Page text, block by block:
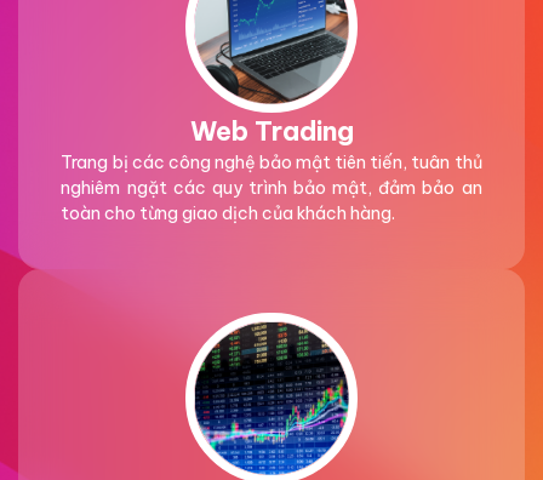
Web Trading
Trang bị các công nghệ bảo mật tiên tiến, tuân thủ
nghiêm ngặt các quy trình bảo mật, đảm bảo an
toàn cho từng giao dịch của khách hàng.